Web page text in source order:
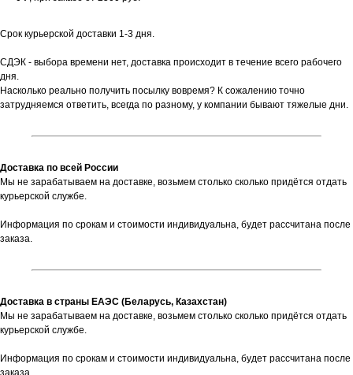
Срок курьерской доставки 1-3 дня.
СДЭК - выбора времени нет, доставка происходит в течение всего рабочего
дня.
Насколько реально получить посылку вовремя? К сожалению точно
затрудняемся ответить, всегда по разному, у компании бывают тяжелые дни.
Доставка по всей России
Мы не зарабатываем на доставке, возьмем столько сколько придётся отдать
курьерской службе.
Информация по срокам и стоимости индивидуальна, будет рассчитана после
заказа.
Доставка в страны ЕАЭС (Беларусь, Казахстан)
Мы не зарабатываем на доставке, возьмем столько сколько придётся отдать
курьерской службе.
Информация по срокам и стоимости индивидуальна, будет рассчитана после